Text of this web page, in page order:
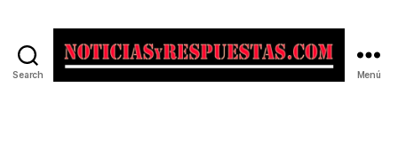
Search Menú